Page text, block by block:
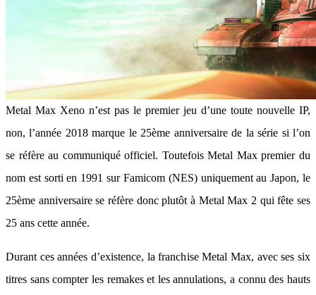
Metal Max Xeno n’est pas le premier jeu d’une toute nouvelle IP,
non, l’année 2018 marque le 25ème anniversaire de la série si l’on
se réfère au communiqué officiel. Toutefois Metal Max premier du
nom est sorti en 1991 sur Famicom (NES) uniquement au Japon, le
25ème anniversaire se réfère donc plutôt à Metal Max 2 qui fête ses
25 ans cette année.
Durant ces années d’existence, la franchise Metal Max, avec ses six
titres sans compter les remakes et les annulations, a connu des hauts